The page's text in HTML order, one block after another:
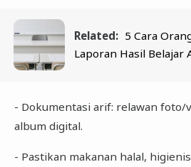
Related: 5 Cara
Laporan Hasil Belajar
- Dokumentasi arif: relawan foto/
album digital.
- Pastikan makanan halal,